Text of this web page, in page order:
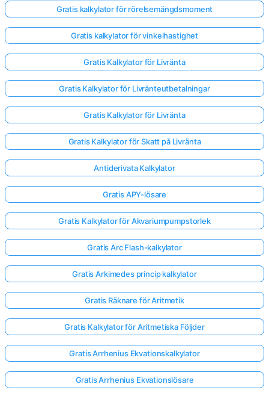
Gratis kalkylator för rörelsemängdsmoment
Gratis kalkylator för vinkelhastighet
Gratis Kalkylator för Livränta
Gratis Kalkylator för Livränteutbetalningar
Gratis Kalkylator för Livränta
Gratis Kalkylator för Skatt på Livränta
Antiderivata Kalkylator
Gratis APY-lösare
Gratis Kalkylator för Akvariumpumpstorlek
Gratis Arc Flash-kalkylator
Gratis Arkimedes princip kalkylator
Gratis Räknare för Aritmetik
Gratis Kalkylator för Aritmetiska Följder
Gratis Arrhenius Ekvationskalkylator
Gratis Arrhenius Ekvationslösare